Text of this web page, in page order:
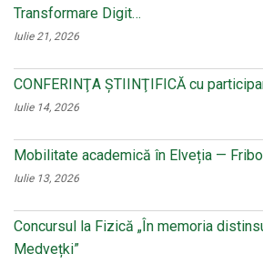
Transformare Digit…
Iulie 21, 2026
CONFERINŢA ŞTIINŢIFICĂ cu
Iulie 14, 2026
Mobilitate academică în Elveția —
Iulie 13, 2026
Concursul la Fizică „În memoria
Medvețki”